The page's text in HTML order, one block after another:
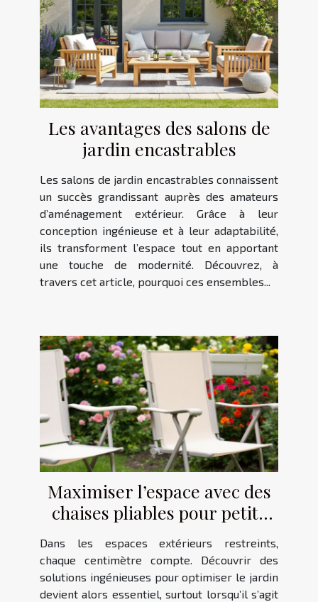
Les avantages des salons de
jardin encastrables
Les salons de jardin encastrables connaissent
un succès grandissant auprès des amateurs
d’aménagement extérieur. Grâce à leur
conception ingénieuse et à leur adaptabilité,
ils transforment l’espace tout en apportant
une touche de modernité. Découvrez, à
travers cet article, pourquoi ces ensembles...
Maximiser l’espace avec des
chaises pliables pour petits
jardins
Dans les espaces extérieurs restreints,
chaque centimètre compte. Découvrir des
solutions ingénieuses pour optimiser le jardin
devient alors essentiel, surtout lorsqu’il s’agit